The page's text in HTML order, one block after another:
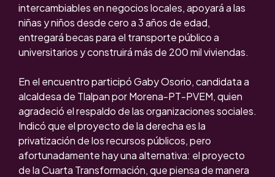
intercambiables en negocios locales, apoyará a las
niñas y niños desde cero a 3 años de edad,
entregará becas para el transporte público a
universitarios y construirá más de 200 mil viviendas.
En el encuentro participó Gaby Osorio, candidata a
alcaldesa de Tlalpan por Morena-PT-PVEM, quien
agradeció el respaldo de las organizaciones sociales.
Indicó que el proyecto de la derecha es la
privatización de los recursos públicos, pero
afortunadamente hay una alternativa: el proyecto
de la Cuarta Transformación, que piensa de manera